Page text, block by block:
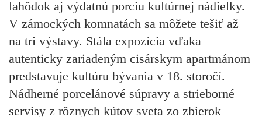
lahôdok aj výdatnú porciu kultúrnej nádielky.
V zámockých komnatách sa môžete tešiť až
na tri výstavy. Stála expozícia vďaka
autenticky zariadeným cisárskym apartmánom
predstavuje kultúru bývania v 18. storočí.
Nádherné porcelánové súpravy a strieborné
servisy z rôznych kútov sveta zo zbierok